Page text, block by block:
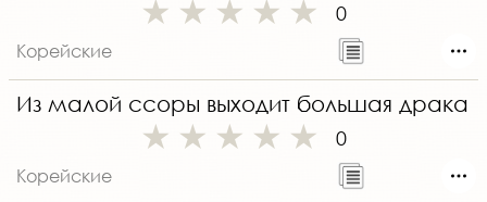
0
Корейские
Из малой ссоры выходит большая драка
0
Корейские